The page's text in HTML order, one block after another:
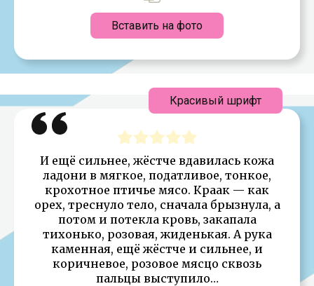
Вставить на фото
И ещё сильнее, жёстче вдавилась кожа
ладони в мягкое, податливое, тонкое,
крохотное птичье мясо. Краак — как
орех, треснуло тело, сначала брызнула, а
потом и потекла кровь, закапала
тихонько, розовая, жиденькая. А рука
каменная, ещё жёстче и сильнее, и
коричневое, розовое мясцо сквозь
пальцы выступило…
Красивый шрифт